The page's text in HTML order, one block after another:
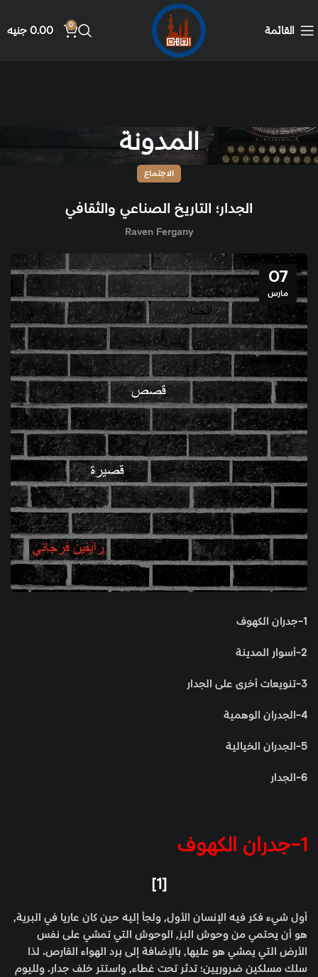
القائمة 0
0.00 جنيه
المدونة
الاجتماع
الجدار؛ التاريخ الصناعي والثقافي
Raven Fergany
07
مارس
1-جدران الكهوف
2-أسوار المدينة
3-تنويعات أخرى على الجدار
4-الجدران الوهمية
5-الجدران الخيالية
6-الجدار
1-جدران الكهوف
[1]
أول شيء فكر فيه الإنسان الأول, ولجأ إليه حين كان عاريا في البرية,
هو أن يحتمي من وحوش البرّ, الوحوش التي تمشي على نفس
الأرض التي يمشي هو عليها, بالإضافة إلى برد الهواء القارص. لذا
سلك مسلكين ضروريين؛ تدثر تحت غطاء, واستتر خلف جدار. ولليوم